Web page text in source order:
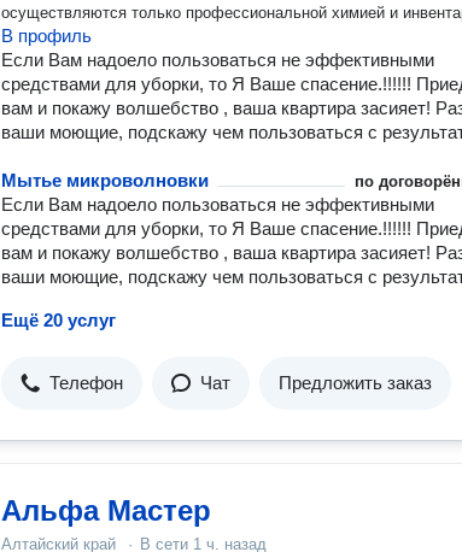
осуществляются только профессиональной химией и
В профиль
Если Вам надоело пользоваться не эффективными
средствами для уборки, то Я Ваше спасение.!!!!!!
вам и покажу волшебство , ваша квартира засияет!
ваши моющие, подскажу чем пользоваться с
Мытье микроволновки по
Если Вам надоело пользоваться не эффективными
средствами для уборки, то Я Ваше спасение.!!!!!!
вам и покажу волшебство , ваша квартира засияет!
ваши моющие, подскажу чем пользоваться с
Ещё 20 услуг
Телефон Чат Предложить заказ
Альфа Мастер
Алтайский край · В сети 1 ч. назад